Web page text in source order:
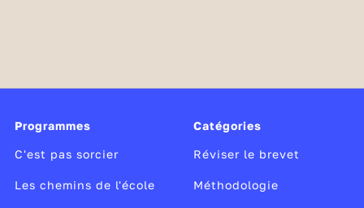
besoin de mots de
vocabulaire spécifique à la
Les mots des criminels en prison :
Programmes
C'est pas sorcier
Les chemins de l'école
Catégories
Réviser le brevet
Méthodologie